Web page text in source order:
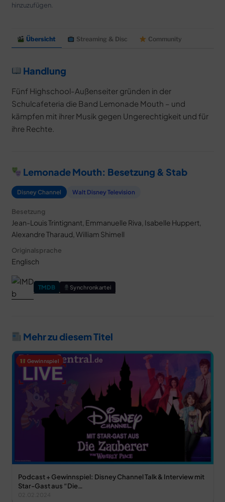
hinzuzufügen.
Übersicht Streaming & Disc Community
Handlung
Fünf Highschool-Außenseiter gründen in der
Schulcafeteria die Band Lemonade Mouth – und
kämpfen mit ihrer Musik gegen Ungerechtigkeit und für
ihre Rechte.
Lemonade Mouth: Besetzung & Stab
Disney Channel Walt Disney Television
Besetzung
Jean-Louis Trintignant, Emmanuelle Riva, Isabelle Huppert,
Alexandre Tharaud, William Shimell
Originalsprache
Englisch
TMDB Synchronkartei
Mehr zu diesem Titel
Gewinnspiel
Podcast + Gewinnspiel: Disney Channel Talk & Interview mit
Star-Gast aus “Die…